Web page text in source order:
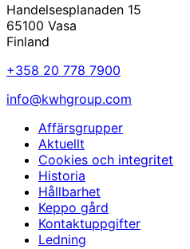
Handelsesplanaden 15
65100 Vasa
Finland
+358 20 778 7900
info@kwhgroup.com
Affärsgrupper
Aktuellt
Cookies och integritet
Historia
Hållbarhet
Keppo gård
Kontaktuppgifter
Ledning